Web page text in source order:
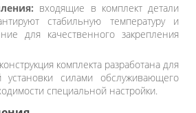
входящие в комплект детали
стабильную температуру и
для качественного закрепления
конструкция комплекта разработана для
силами обслуживающего
специальной настройки.